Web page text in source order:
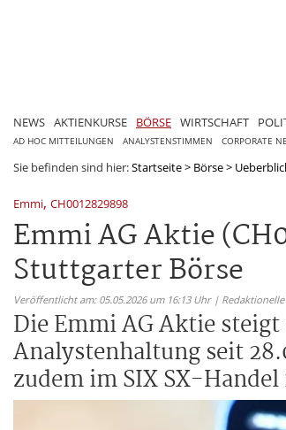
NEWS AKTIENKURSE BÖRSE WIRTSCHAFT
AD HOC MITTEILUNGEN ANALYSTENSTIMMEN CORPORATE
Sie befinden sind hier:Startseite> Börse>
Emmi, CH0012829898
Emmi AG Aktie
Stuttgarter Börse
Veröffentlicht am: 05.05.2026 um 16:13 Uhr |
Die Emmi AG Aktie
Analystenhaltung seit
zudem im SIX SX-